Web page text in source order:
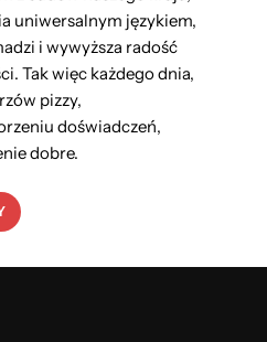
uniwersalnym językiem,
i wywyższa radość
Tak więc każdego dnia,
pizzy,
doświadczeń,
dobre.